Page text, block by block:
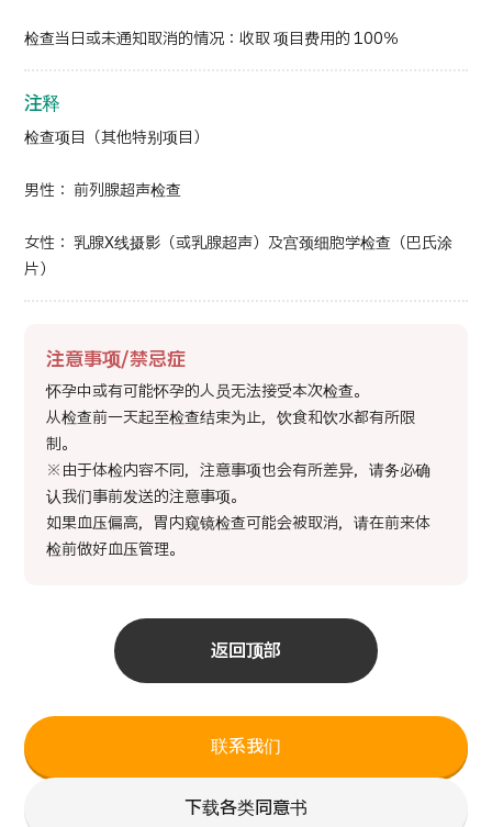
联系我们
下载各类同意书
检查当日或未通知取消的情况：收取 项目费用的 100％
注释
检查项目（其他特别项目）
男性： 前列腺超声检查
女性： 乳腺X线摄影（或乳腺超声）及宫颈细胞学检查（巴氏涂
片）
注意事项/禁忌症
怀孕中或有可能怀孕的人员无法接受本次检查。
从检查前一天起至检查结束为止，饮食和饮水都有所限
制。
※由于体检内容不同，注意事项也会有所差异，请务必确
认我们事前发送的注意事项。
如果血压偏高，胃内窥镜检查可能会被取消，请在前来体
检前做好血压管理。
返回顶部